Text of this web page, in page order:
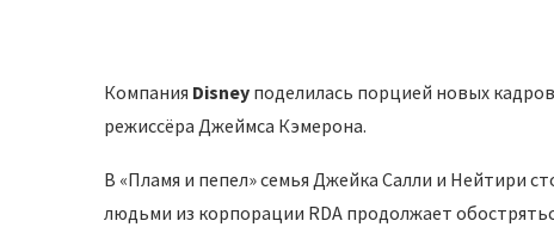
Компания Disney поделилась порцией новых
режиссёра Джеймса Кэмерона.
В «Пламя и пепел» семья Джейка Салли и Нейтири
людьми из корпорации RDA продолжает